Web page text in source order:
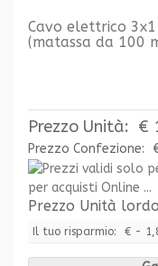
Cavo elettrico
(matassa da 100
Prezzo Unità: €
Prezzo Confezione:
per acquisti Online ...
Prezzo Unità
Il tuo risparmio: € -